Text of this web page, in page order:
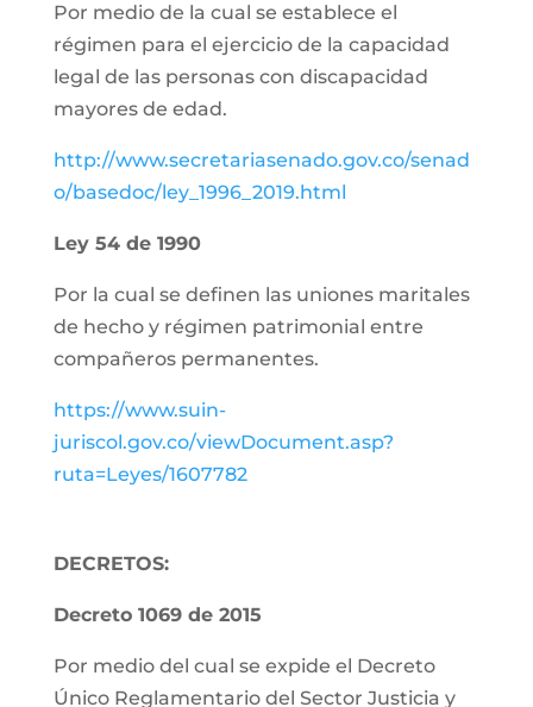
Por medio de la cual se establece el
régimen para el ejercicio de la capacidad
legal de las personas con discapacidad
mayores de edad.
http://www.secretariasenado.gov.co/senad
o/basedoc/ley_1996_2019.html
Ley 54 de 1990
Por la cual se definen las uniones maritales
de hecho y régimen patrimonial entre
compañeros permanentes.
https://www.suin-
juriscol.gov.co/viewDocument.asp?
ruta=Leyes/1607782
DECRETOS:
Decreto 1069 de 2015
Por medio del cual se expide el Decreto
Único Reglamentario del Sector Justicia y